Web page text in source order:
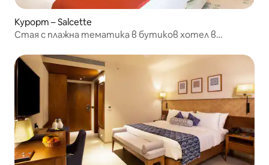
Курорт – Salcette
Стая с плажна тематика в бутиков хотел в